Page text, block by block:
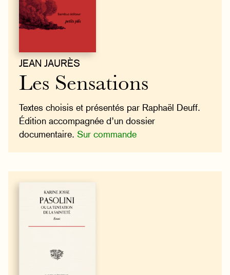
JEAN JAURÈS
Les Sensations
Textes choisis et présentés par Raphaël Deuff.
Édition accompagnée d’un dossier
documentaire.Sur commande